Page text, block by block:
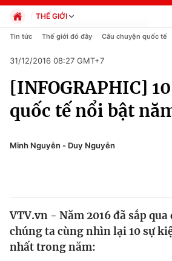
Chuyên mục
Chính trị
Thế giới
THẾ GIỚI
Chính trị
Pháp luật
Kinh tế
Thể thao
Truyền hình
Y tế
Tin tức Thế giới đó đây Câu chuyện quốc tế
31/12/2016 08:27 GMT+7
[INFOGRAPHIC]
quốc tế nổi bật
Minh Nguyễn - Duy Nguyễn
VTV.vn - Năm 2016 đã sắp
chúng ta cùng nhìn lại 10 sự
nhất trong năm: